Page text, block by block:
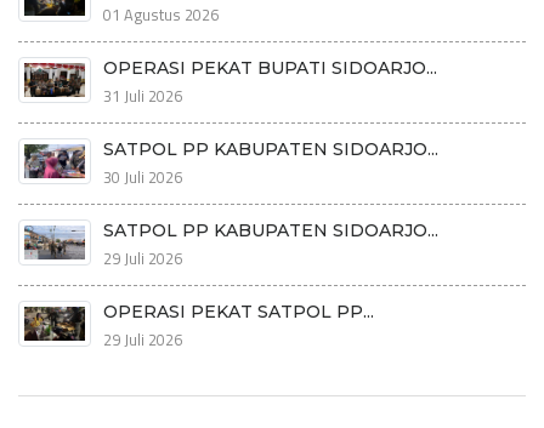
01 Agustus 2026
OPERASI PEKAT BUPATI SIDOARJO...
31 Juli 2026
SATPOL PP KABUPATEN SIDOARJO...
30 Juli 2026
SATPOL PP KABUPATEN SIDOARJO...
29 Juli 2026
OPERASI PEKAT SATPOL PP...
29 Juli 2026